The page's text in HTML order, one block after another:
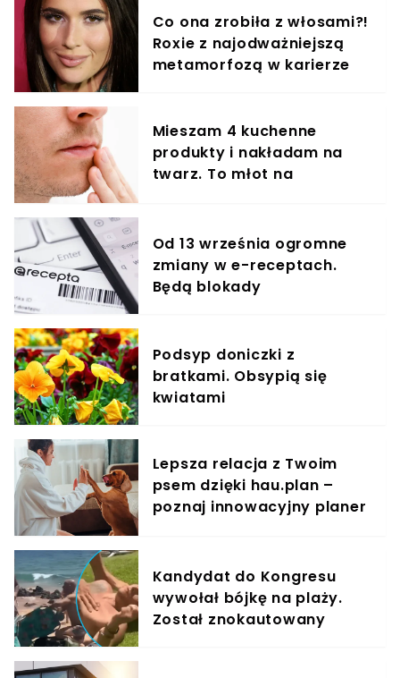
Co ona zrobiła z włosami?!
Roxie z najodważniejszą
metamorfozą w karierze
Mieszam 4 kuchenne
produkty i nakładam na
twarz. To młot na
Od 13 września ogromne
zmiany w e-receptach.
Będą blokady
Podsyp doniczki z
bratkami. Obsypią się
kwiatami
Lepsza relacja z Twoim
psem dzięki hau.plan –
poznaj innowacyjny planer
Kandydat do Kongresu
wywołał bójkę na plaży.
Został znokautowany